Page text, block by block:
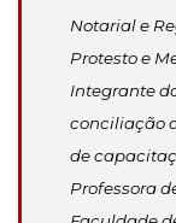
Notarial e
Protesto e
Integrante
conciliação
de
Professora